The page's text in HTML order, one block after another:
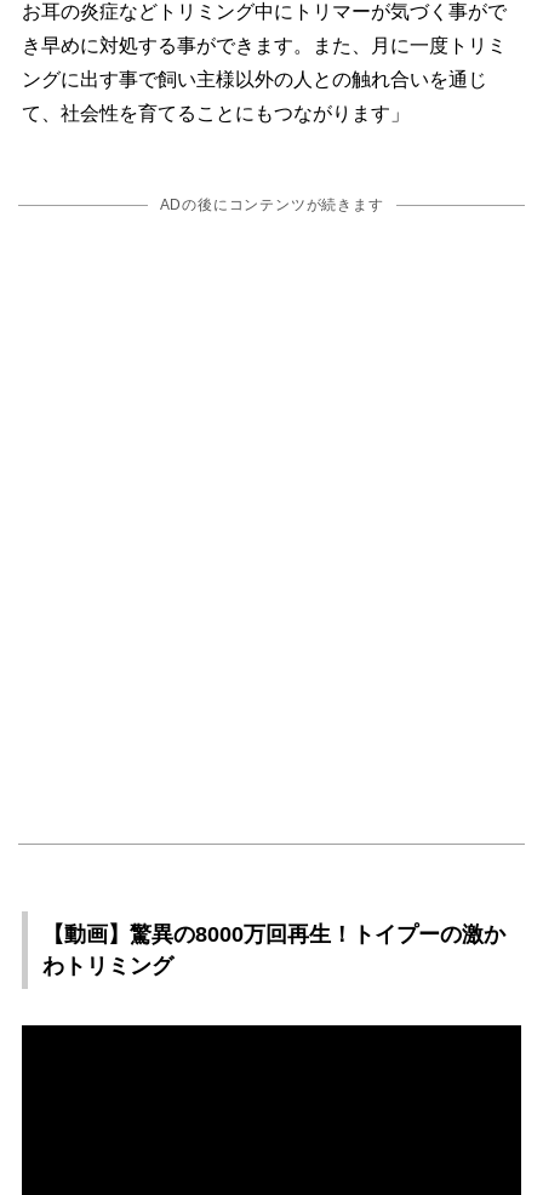
お耳の炎症などトリミング中にトリマーが気づく事がで
き早めに対処する事ができます。また、月に一度トリミ
ングに出す事で飼い主様以外の人との触れ合いを通じ
て、社会性を育てることにもつながります」
ADの後にコンテンツが続きます
【動画】驚異の8000万回再生！トイプーの激か
わトリミング